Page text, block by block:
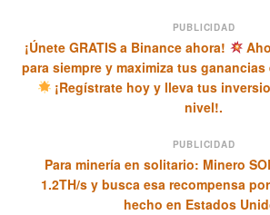
PUBLICIDAD
¡Únete GRATIS a Binance ahora!
para siempre y maximiza tus
¡Regístrate hoy y lleva tus
nivel!.
PUBLICIDAD
Para minería en solitario: Minero
1.2TH/s y busca esa recompensa
hecho en Estados